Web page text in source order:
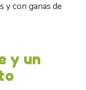
y con ganas de
y un